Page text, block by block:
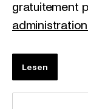
gratuitement
Lesen